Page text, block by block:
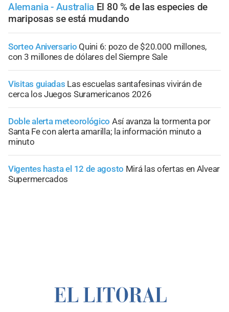
Alemania - Australia El 80 % de las especies de
mariposas se está mudando
Sorteo Aniversario Quini 6: pozo de $20.000 millones,
con 3 millones de dólares del Siempre Sale
Visitas guiadas Las escuelas santafesinas vivirán de
cerca los Juegos Suramericanos 2026
Doble alerta meteorológico Así avanza la tormenta por
Santa Fe con alerta amarilla; la información minuto a
minuto
Vigentes hasta el 12 de agosto Mirá las ofertas en Alvear
Supermercados